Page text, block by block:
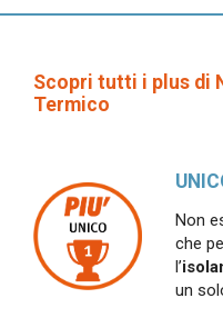
Scopri tutti i plus di
Termico
Non
che
l’
un